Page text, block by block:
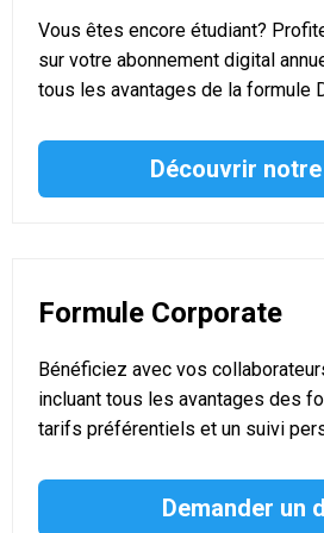
Vous êtes encore étudiant?
sur votre abonnement digital
tous les avantages de la formule
Découvrir
Formule Corporate
Bénéficiez avec vos
incluant tous les avantages des
tarifs préférentiels et un suivi
Demander un